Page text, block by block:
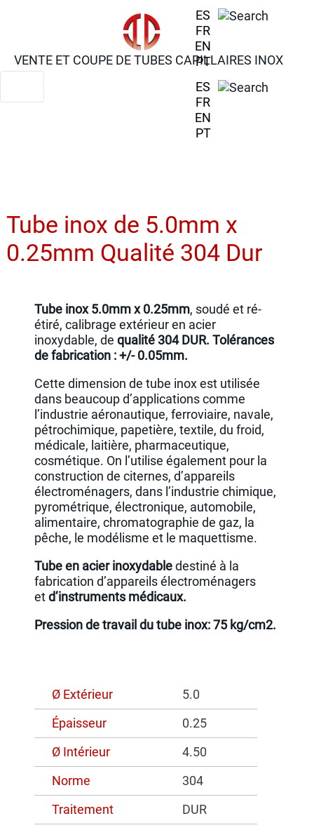
ES
FR
EN
PT
VENTE ET COUPE DE TUBES CAPILLAIRES INOX
ES
FR
EN
PT
Tube inox de 5.0mm x
0.25mm Qualité 304 Dur
Tube inox 5.0mm x 0.25mm, soudé et ré-
étiré, calibrage extérieur en acier
inoxydable, dequalité 304 DUR. Tolérances
de fabrication : +/- 0.05mm.
Cette dimension de tube inox est utilisée
dans beaucoup d’applications comme
l’industrie aéronautique, ferroviaire, navale,
pétrochimique, papetière, textile, du froid,
médicale, laitière, pharmaceutique,
cosmétique. On l’utilise également pour la
construction de citernes, d’appareils
électroménagers, dans l’industrie chimique,
pyrométrique, électronique, automobile,
alimentaire, chromatographie de gaz, la
pêche, le modélisme et le maquettisme.
Tube en acier inoxydabledestiné à la
fabrication d’appareils électroménagers
etd’instruments médicaux.
Pression de travail du tube inox: 75 kg/cm2.
Ø Extérieur
5.0
Épaisseur
0.25
Ø Intérieur
4.50
Norme
304
Traitement
DUR